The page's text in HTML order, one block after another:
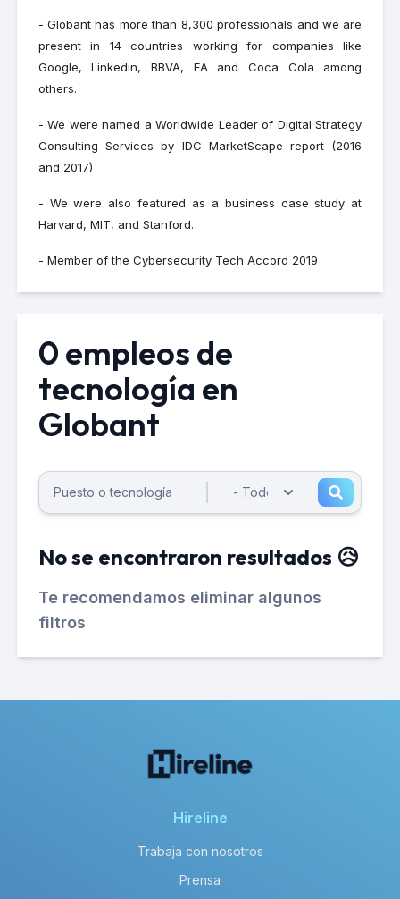
- Globant has more than 8,300 professionals and we are
present in 14 countries working for companies like
Google, Linkedin, BBVA, EA and Coca Cola among
others.
- We were named a Worldwide Leader of Digital Strategy
Consulting Services by IDC MarketScape report (2016
and 2017)
- We were also featured as a business case study at
Harvard, MIT, and Stanford.
- Member of the Cybersecurity Tech Accord 2019
0 empleos de
tecnología en
Globant
No se encontraron resultados 😥
Te recomendamos eliminar algunos
filtros
Hireline
Trabaja con nosotros
Prensa